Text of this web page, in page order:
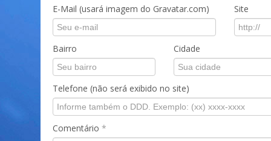
E-Mail (usará imagem do Gravatar.com) Site
Bairro Cidade
Telefone (não será exibido no site)
Comentário *